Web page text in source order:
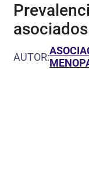
AUTOR: